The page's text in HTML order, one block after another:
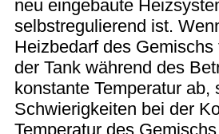
neu eingebaute
selbstregulierend ist.
Heizbedarf des
der Tank während des
konstante Temperatur ab,
Schwierigkeiten bei der
Temperatur des Gemischs